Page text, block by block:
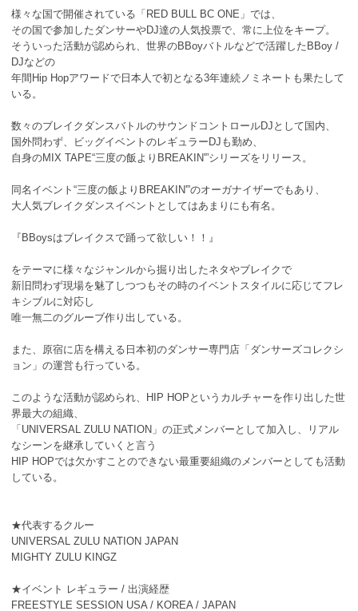
様々な国で開催されている「RED BULL BC ONE」では、
その国で参加したダンサーやDJ達の人気投票で、常に上位をキープ。
そういった活動が認められ、世界のBBoyバトルなどで活躍したBBoy /
DJなどの
年間Hip Hopアワードで日本人で初となる3年連続ノミネートも果たして
いる。
数々のブレイクダンスバトルのサウンドコントロールDJとして国内、
国外問わず、ビッグイベントのレギュラーDJも勤め、
自身のMIX TAPE“三度の飯よりBREAKIN'”シリーズをリリース。
同名イベント“三度の飯よりBREAKIN'”のオーガナイザーでもあり、
大人気ブレイクダンスイベントとしてはあまりにも有名。
『BBoysはブレイクスで踊って欲しい！！』
をテーマに様々なジャンルから掘り出したネタやブレイクで
新旧問わず現場を魅了しつつもその時のイベントスタイルに応じてフレ
キシブルに対応し
唯一無二のグルーブ作り出している。
また、原宿に店を構える日本初のダンサー専門店「ダンサーズコレクシ
ョン」の運営も行っている。
このような活動が認められ、HIP HOPというカルチャーを作り出した世
界最大の組織、
「UNIVERSAL ZULU NATION」の正式メンバーとして加入し、リアル
なシーンを継承していくと言う
HIP HOPでは欠かすことのできない最重要組織のメンバーとしても活動
している。
★代表するクルー
UNIVERSAL ZULU NATION JAPAN
MIGHTY ZULU KINGZ
★イベント レギュラー / 出演経歴
FREESTYLE SESSION USA / KOREA / JAPAN